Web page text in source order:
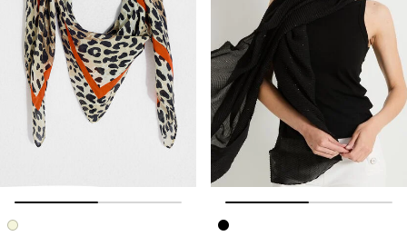
Image précédente
Image suivante
Image précédente
Image suivante